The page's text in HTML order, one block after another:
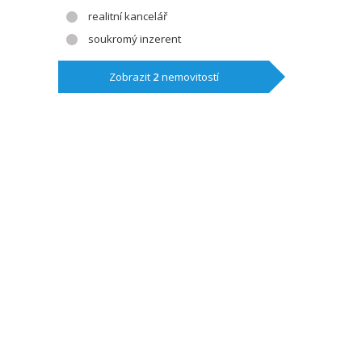
realitní kancelář
soukromý inzerent
Zobrazit 2 nemovitostí